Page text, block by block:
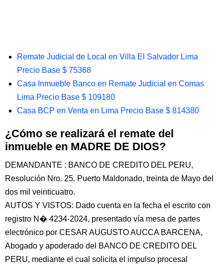
Remate Judicial de Local en Villa El Salvador Lima
Precio Base $ 75368
Casa Inmueble Banco en Remate Judicial en Comas
Lima Precio Base $ 109180
Casa BCP en Venta en Lima Precio Base $ 814380
¿Cómo se realizará el remate del
inmueble en MADRE DE DIOS?
DEMANDANTE : BANCO DE CREDITO DEL PERU,
Resolución Nro. 25. Puerto Maldonado, treinta de Mayo del
dos mil veinticuatro.
AUTOS Y VISTOS: Dado cuenta en la fecha el escrito con
registro N� 4234-2024, presentado vía mesa de partes
electrónico por CESAR AUGUSTO AUCCA BARCENA,
Abogado y apoderado del BANCO DE CREDITO DEL
PERU, mediante el cual solicita el impulso procesal